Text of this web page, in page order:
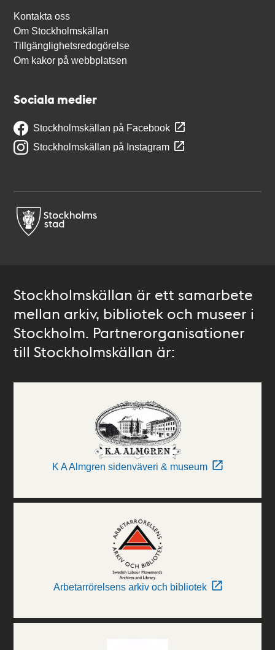
Kontakta oss
Om Stockholmskällan
Tillgänglighetsredogörelse
Om kakor på webbplatsen
Sociala medier
Stockholmskällan på Facebook
Stockholmskällan på Instagram
Stockholmskällan är ett samarbete
mellan arkiv, bibliotek och museer i
Stockholm. Partnerorganisationer
till Stockholmskällan är:
K A Almgren sidenväveri & museum
Arbetarrörelsens arkiv och bibliotek